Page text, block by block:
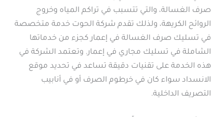
صرف الغسالة، والتي تتسبب في تراكم المياه وخروج
الروائح الكريهة، ولذلك تقدم شركة الحوت خدمة متخصصة
في تسليك صرف الغسالة في إعمار كجزء من خدماتها
الشاملة في تسليك مجاري في إعمار. وتعتمد الشركة في
هذه الخدمة على تقنيات دقيقة تساعد في تحديد موقع
الانسداد سواء كان في خرطوم الصرف أو في أنابيب
التصريف الداخلية.